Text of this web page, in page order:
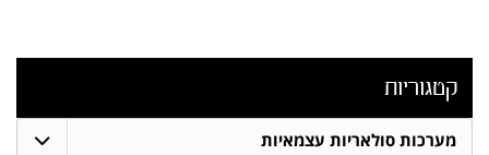
קטגוריות
מערכות סולאריות עצמאיות